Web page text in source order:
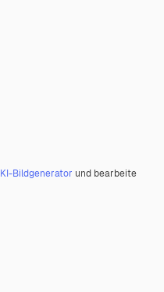
KI-Bildgenerator und bearbeite